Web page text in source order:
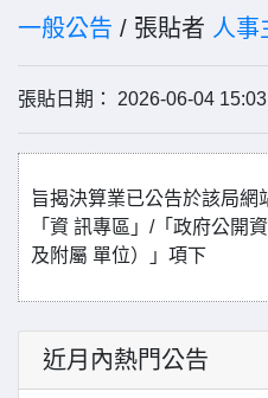
一般公告 / 張貼者 人事
張貼日期： 2026-06-04
旨揭決算業已公告於該局網
「資 訊專區」/「政府公開
及附屬 單位）」項下
近月內熱門公告